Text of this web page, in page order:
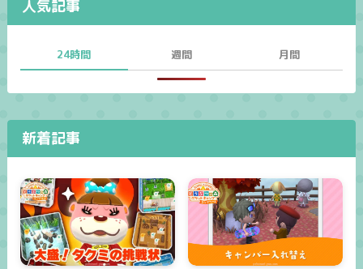
人気記事
24時間 週間 月間
新着記事